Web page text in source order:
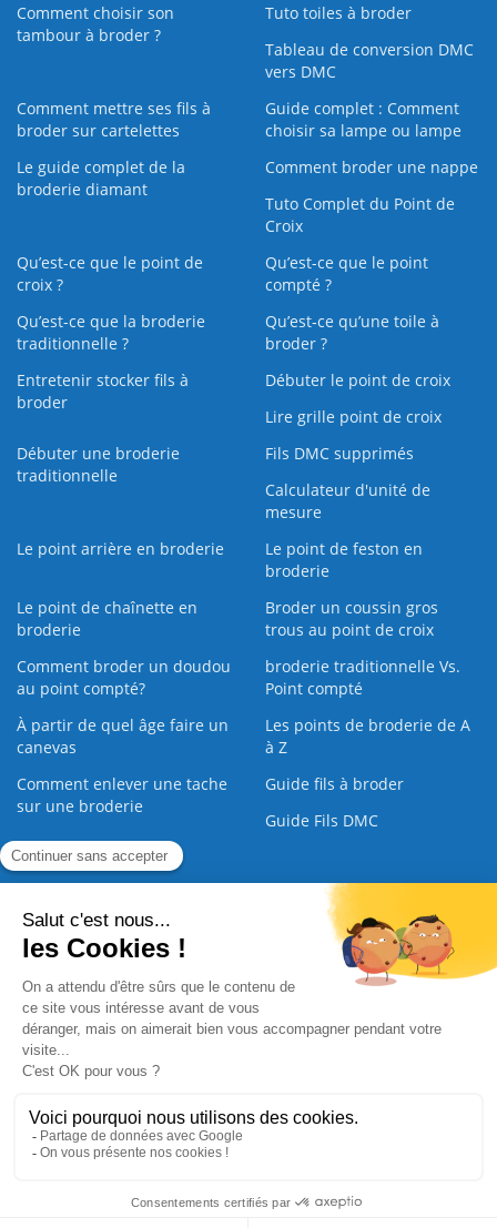
Comment choisir son
tambour à broder ?
Tuto toiles à broder
Tableau de conversion DMC
vers DMC
Comment mettre ses fils à
broder sur cartelettes
Guide complet : Comment
choisir sa lampe ou lampe
Le guide complet de la
broderie diamant
Comment broder une nappe
Tuto Complet du Point de
Croix
Qu’est-ce que le point de
croix ?
Qu’est-ce que le point
compté ?
Qu’est-ce que la broderie
traditionnelle ?
Qu’est‑ce qu’une toile à
broder ?
Entretenir stocker fils à
broder
Débuter le point de croix
Lire grille point de croix
Débuter une broderie
traditionnelle
Fils DMC supprimés
Calculateur d'unité de
mesure
Le point arrière en broderie
Le point de feston en
broderie
Le point de chaînette en
broderie
Broder un coussin gros
trous au point de croix
Comment broder un doudou
au point compté?
broderie traditionnelle Vs.
Point compté
À partir de quel âge faire un
canevas
Les points de broderie de A
à Z
Comment enlever une tache
sur une broderie
Guide fils à broder
Guide Fils DMC
Guide de la Broderie
Commande Papier Qui sommes nous Nous contacter |
Paiement sécurisé
2008 - 2026 © CreaMagic. ALL Rights Reserved.